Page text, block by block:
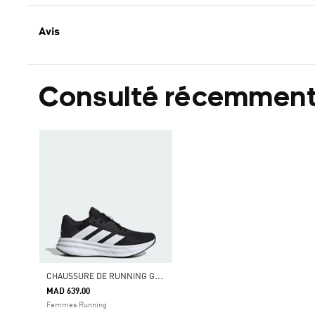
Avis
Consulté
C
HAUSSURE DE RUNNING GALAXY 7
MAD 639.00
Femmes Running